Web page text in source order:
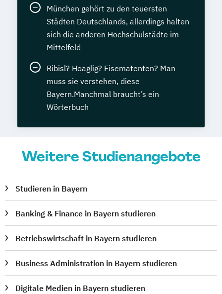
München gehört zu den teuersten
Städten Deutschlands, allerdings halten
sich die anderen Hochschulstädte im
Mittelfeld
Ribisl? Hoaglig? Fisematenten? Man
muss sie verstehen, diese
Bayern.Manchmal braucht’s ein
Wörterbuch
Weitere Studienangebote
Studieren in Bayern
Banking & Finance in Bayern studieren
Betriebswirtschaft in Bayern studieren
Business Administration in Bayern studieren
Digitale Medien in Bayern studieren